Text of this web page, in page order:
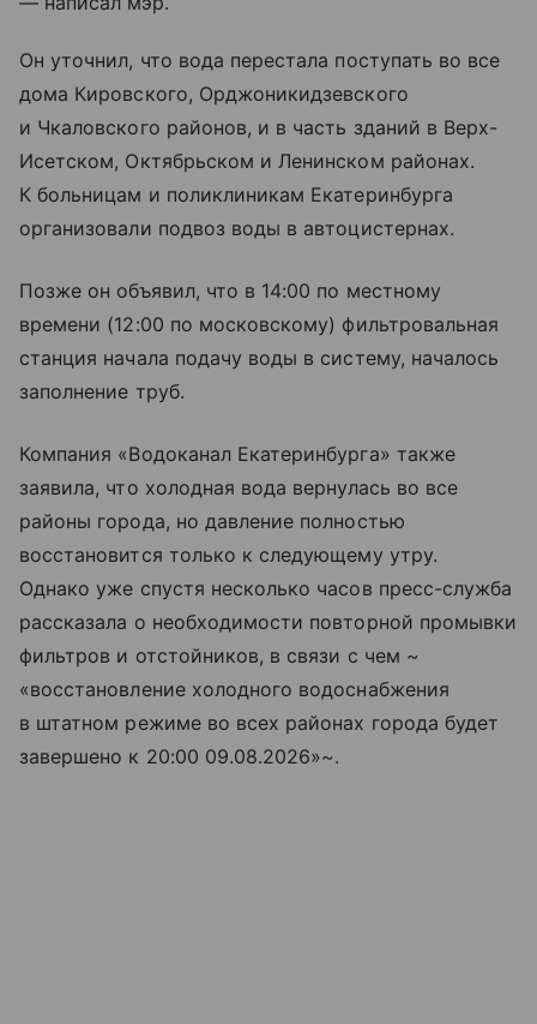
Он уточнил, что вода перестала поступать во все
дома Кировского, Орджоникидзевского
и Чкаловского районов, и в часть зданий в Верх-
Исетском, Октябрьском и Ленинском районах.
К больницам и поликлиникам Екатеринбурга
организовали подвоз воды в автоцистернах.
Позже он объявил, что в 14:00 по местному
времени (12:00 по московскому) фильтровальная
станция начала подачу воды в систему, началось
заполнение труб.
Компания «Водоканал Екатеринбурга» также
заявила, что холодная вода вернулась во все
районы города, но давление полностью
восстановится только к следующему утру.
Однако уже спустя несколько часов пресс-служба
рассказала о необходимости повторной промывки
фильтров и отстойников, в связи с чем ~
«восстановление холодного водоснабжения
в штатном режиме во всех районах города будет
завершено к 20:00 09.08.2026»~.